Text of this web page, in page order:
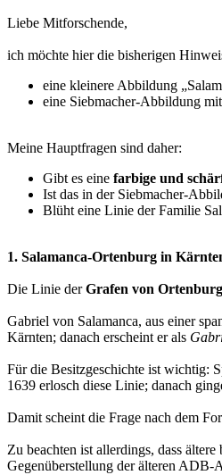
Liebe Mitforschende,
ich möchte hier die bisherigen
eine kleinere Abbildung
eine Siebmacher-Abbildung
Meine Hauptfragen sind daher:
Gibt es eine farbige und
Ist das in der Siebmacher-
Blüht eine Linie der Familie
1. Salamanca-Ortenburg in
Die Linie derGrafen von
Gabriel von Salamanca, aus einer
Kärnten; danach erscheint er als
Für die Besitzgeschichte ist wichtig:
1639 erlosch diese Linie; danach
Damit scheint die Frage nach dem
Zu beachten ist allerdings, dass
Gegenüberstellung der älteren ADB-